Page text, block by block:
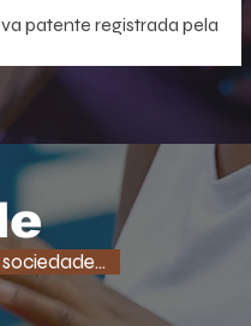
patente registrada pela
um rebuliço no mundo dos
conseguiu o registro de
de invocação de
secundários durante o jogo,
super comum em RPGs e
A medida, que pode afetar o
de centenas de futuros
é vista como um risco,
para os estúdios